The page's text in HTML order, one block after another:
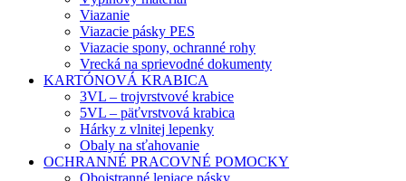
Viazanie
Viazacie pásky PES
Viazacie spony, ochranné rohy
Vrecká na sprievodné dokumenty
KARTÓNOVÁ KRABICA
3VL – trojvrstvové krabice
5VL – päťvrstvová krabica
Hárky z vlnitej lepenky
Obaly na sťahovanie
OCHRANNÉ PRACOVNÉ POMOCKY
Obojstranné lepiace pásky